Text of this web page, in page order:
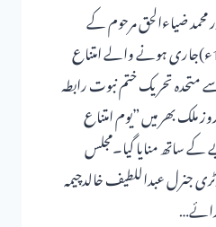
صدر محمد ضیاءالحق مرحوم کے
دوراقتدار میں(26اپریل1984ء)جاری ہونے والے امتناع
تحریک ختم نبوت رابطہ
ملک بھر میں ”یوم امتناع
ساتھ منایا گیا۔مجلس
جنرل عبداللطیف خالدچیمہ